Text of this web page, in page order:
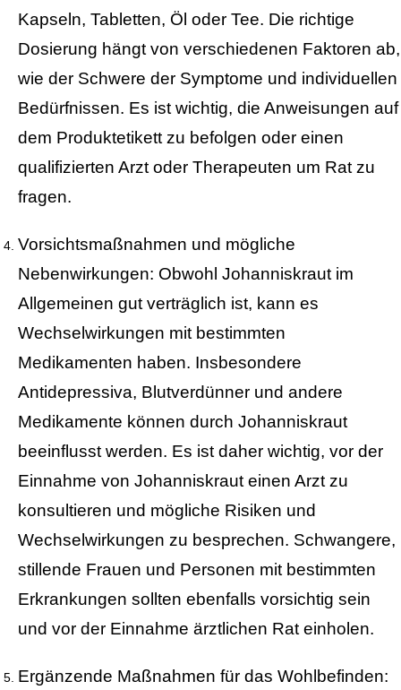
Kapseln, Tabletten, Öl oder Tee. Die richtige
Dosierung hängt von verschiedenen Faktoren ab,
wie der Schwere der Symptome und individuellen
Bedürfnissen. Es ist wichtig, die Anweisungen auf
dem Produktetikett zu befolgen oder einen
qualifizierten Arzt oder Therapeuten um Rat zu
fragen.
Vorsichtsmaßnahmen und mögliche
Nebenwirkungen: Obwohl Johanniskraut im
Allgemeinen gut verträglich ist, kann es
Wechselwirkungen mit bestimmten
Medikamenten haben. Insbesondere
Antidepressiva, Blutverdünner und andere
Medikamente können durch Johanniskraut
beeinflusst werden. Es ist daher wichtig, vor der
Einnahme von Johanniskraut einen Arzt zu
konsultieren und mögliche Risiken und
Wechselwirkungen zu besprechen. Schwangere,
stillende Frauen und Personen mit bestimmten
Erkrankungen sollten ebenfalls vorsichtig sein
und vor der Einnahme ärztlichen Rat einholen.
Ergänzende Maßnahmen für das Wohlbefinden: